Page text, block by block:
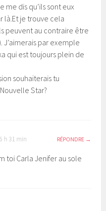
me dis qu’ils sont eux
là.Et je trouve cela
peuvent au contraire être
J’aimerais par exemple
qui est toujours plein de
souhaiterais tu
Star?
h 31 min RÉPONDRE
toi Carla Jenifer au sole